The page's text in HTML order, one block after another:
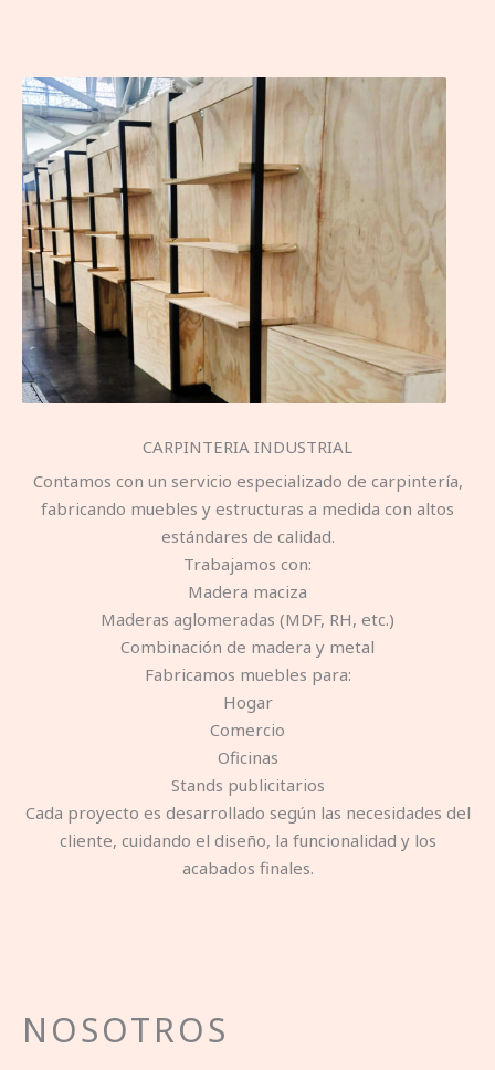
CARPINTERIA INDUSTRIAL
Contamos con un servicio especializado de carpintería,
fabricando muebles y estructuras a medida con altos
estándares de calidad.
Trabajamos con:
Madera maciza
Maderas aglomeradas (MDF, RH, etc.)
Combinación de madera y metal
Fabricamos muebles para:
Hogar
Comercio
Oficinas
Stands publicitarios
Cada proyecto es desarrollado según las necesidades del
cliente, cuidando el diseño, la funcionalidad y los
acabados finales.
NOSOTROS